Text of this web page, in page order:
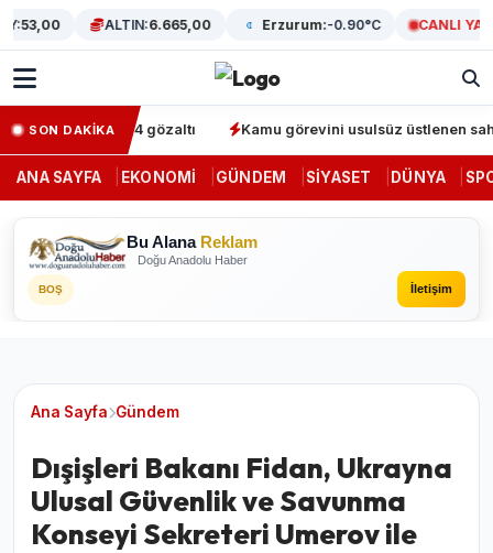
53,00 ALTIN:6.665,00 Erzurum:-0.90°C CANLI YAYIN
SON DAKİKA64 gözaltı Kamu görevini usulsüz üstlenen sahte
ANA SAYFA EKONOMI GÜNDEM SIYASET DÜNYA
Bu Alana Reklam
Doğu Anadolu Haber
BOŞ İletişim
Ana Sayfa Gündem
Dışişleri Bakanı Fidan, Ukrayna
Ulusal Güvenlik ve Savunma
Konseyi Sekreteri Umerov ile